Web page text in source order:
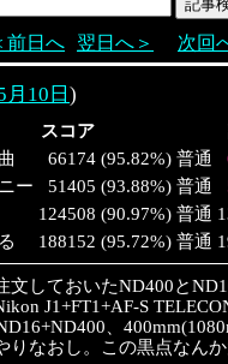
前日へ 翌日へ＞ 次回
月10日 )
スコア
66174 (95.82%) 普通
ー
51405 (93.88%) 普通
124508 (90.97%) 普通
188152 (95.72%) 普通
文しておいたND400と
J1+FT1+AF-S
、
りなおし。この黒点なん